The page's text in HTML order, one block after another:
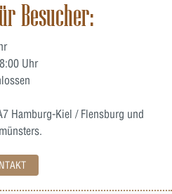
Besucher:
Uhr
Hamburg-Kiel / Flensburg und